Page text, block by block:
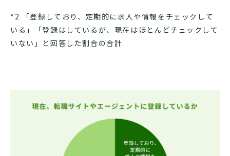
*2 「登録しており、定期的に求人や情報をチェックして
いる」「登録はしているが、現在はほとんどチェックして
いない」と回答した割合の合計